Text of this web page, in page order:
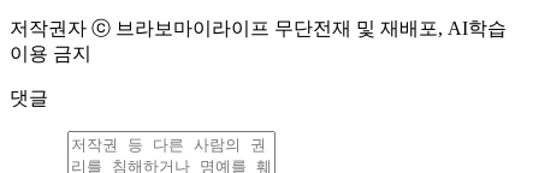
저작권자 ⓒ 브라보마이라이프 무단전재 및 재배포, AI학습
이용 금지
댓글